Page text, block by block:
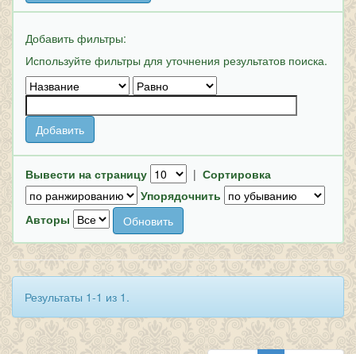
Добавить фильтры:
Используйте фильтры для уточнения результатов поиска.
Вывести на страницу | Сортировка
Упорядочнить
Авторы
Результаты 1-1 из 1.